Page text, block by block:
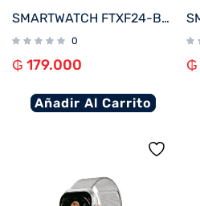
SMARTWATCH FTXF24-BB 50MM NEGRO ANDROID/IOS/BT/FREC. CARD
0
₲ 179.000
Añadir Al Carrito
₲